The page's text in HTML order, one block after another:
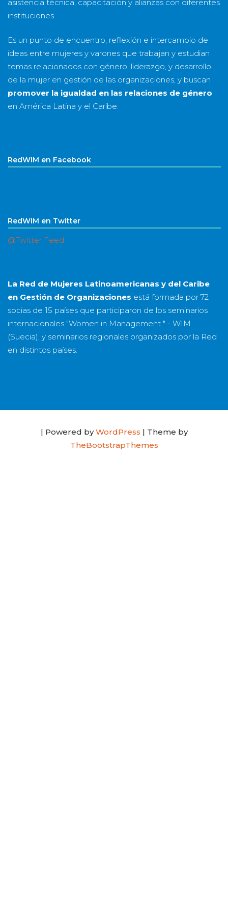
asistencia técnica, capacitación y alianzas con diferentes
instituciones.
Es un punto de encuentro, reflexión e intercambio de
ideas entre mujeres y varones que trabajan y estudian
temas relacionados con género, liderazgo, y desarrollo
de la mujer en gestión de las organizaciones, y buscan
promover la igualdad en las relaciones de género
en América Latina y el Caribe.
RedWIM en Facebook
RedWIM en Twitter
@Twitter Feed
La Red de Mujeres Latinoamericanas y del Caribe
en Gestión de Organizaciones está formada por 72
socias de 15 países que participaron de los seminarios
internacionales "Women in Management " - WIM
(Suecia), y seminarios regionales organizados por la Red
en distintos países.
| Powered byWordPress | Theme by
TheBootstrapThemes